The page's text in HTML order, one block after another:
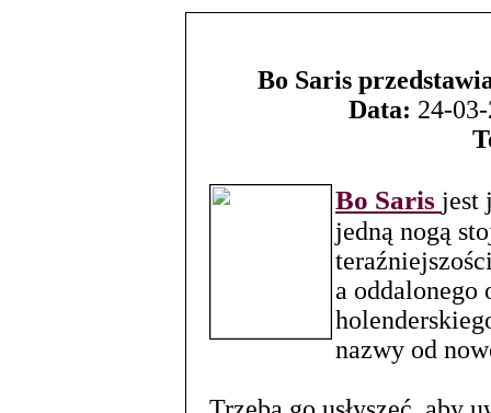
Bo Saris
Data: 24-
Bo Saris jest
jedną nogą
a oddalonego
nazwy od